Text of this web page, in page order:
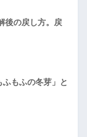
後の戻し方。戻
もふの冬芽」と